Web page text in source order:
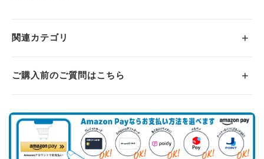
関連カテゴリ
ご購入前のご質問はこちら